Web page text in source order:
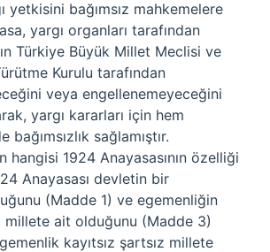
yetkisini bağımsız mahkemelere
yargı organları tarafından
Türkiye Büyük Millet Meclisi ve
Kurulu tarafından
veya engellenemeyeceğini
yargı kararları için hem
sağlamıştır.
hangisi 1924 Anayasasının özelliği
Anayasası devletin bir
(Madde 1) ve egemenliğin
millete ait olduğunu (Madde 3)
kayıtsız şartsız millete